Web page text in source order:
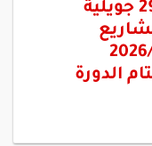
جلسة عامة يوم الأربعاء 29 جويلية
عدد 2026/50 و2026/51
الدورة